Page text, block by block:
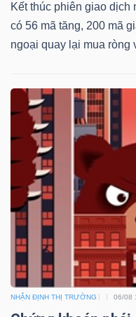
Kết thúc phiên giao dịch
có 56 mã tăng, 200 mã
ngoại quay lại mua ròng
NHẬN ĐỊNH THỊ TRƯỜNG 06/08